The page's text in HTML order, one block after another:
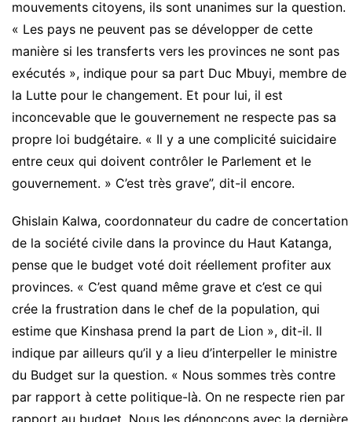
mouvements citoyens, ils sont unanimes sur la question.
« Les pays ne peuvent pas se développer de cette
manière si les transferts vers les provinces ne sont pas
exécutés », indique pour sa part Duc Mbuyi, membre de
la Lutte pour le changement. Et pour lui, il est
inconcevable que le gouvernement ne respecte pas sa
propre loi budgétaire. « Il y a une complicité suicidaire
entre ceux qui doivent contrôler le Parlement et le
gouvernement. » C’est très grave”, dit-il encore.
Ghislain Kalwa, coordonnateur du cadre de concertation
de la société civile dans la province du Haut Katanga,
pense que le budget voté doit réellement profiter aux
provinces. « C’est quand même grave et c’est ce qui
crée la frustration dans le chef de la population, qui
estime que Kinshasa prend la part de Lion », dit-il. Il
indique par ailleurs qu’il y a lieu d’interpeller le ministre
du Budget sur la question. « Nous sommes très contre
par rapport à cette politique-là. On ne respecte rien par
rapport au budget. Nous les dénonçons avec la dernière